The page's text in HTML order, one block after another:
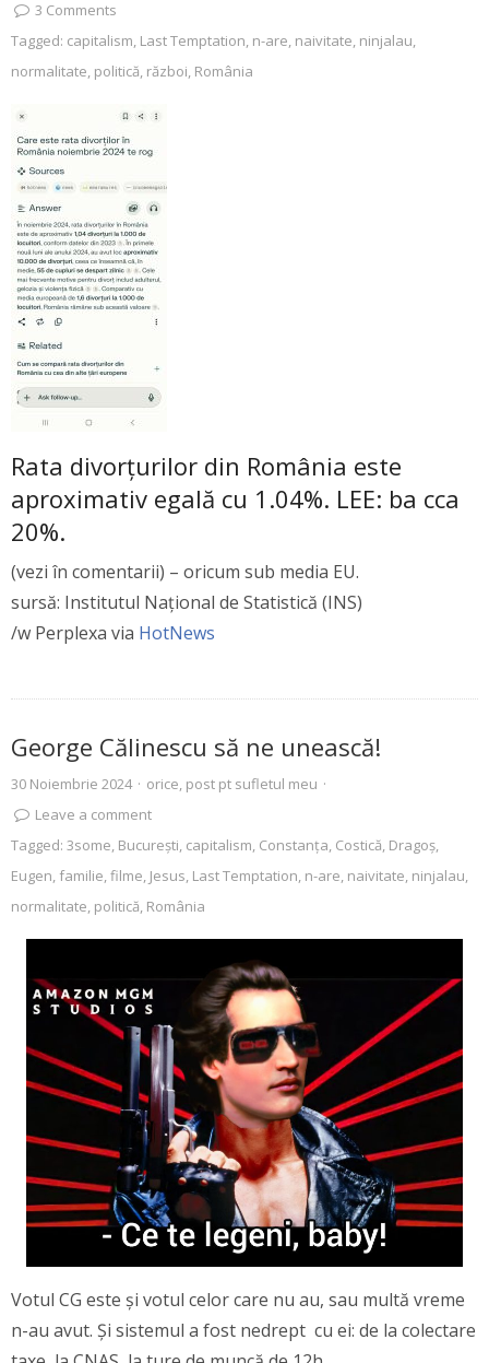
3 Comments
Tagged: capitalism, Last Temptation, n-are, naivitate, ninjalau,
normalitate, politică, război, România
Rata divorțurilor din România este
aproximativ egală cu 1.04%. LEE: ba cca
20%.
(vezi în comentarii) – oricum sub media EU.
sursă: Institutul Național de Statistică (INS)
/w Perplexa via HotNews
George Călinescu să ne unească!
30 Noiembrie 2024 · orice, post pt sufletul meu ·
Leave a comment
Tagged: 3some, Bucureşti, capitalism, Constanţa, Costică, Dragoş,
Eugen, familie,filme, Jesus, Last Temptation, n-are, naivitate, ninjalau,
normalitate, politică, România
Votul CG este și votul celor care nu au, sau multă vreme
n-au avut. Și sistemul a fost nedrept cu ei: de la colectare